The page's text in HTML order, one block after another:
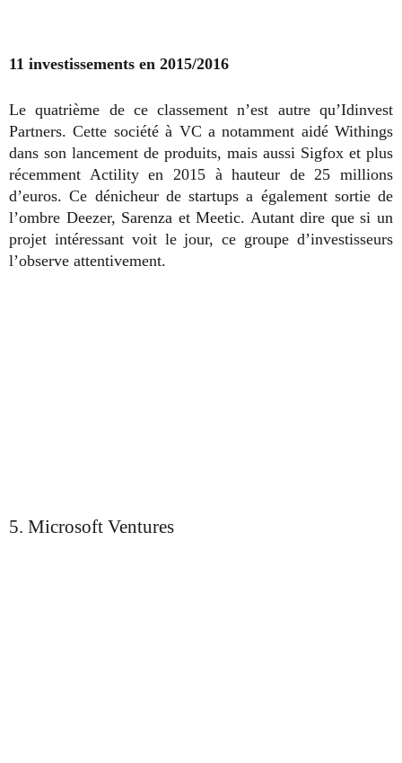
11 investissements en 2015/2016
Le quatrième de ce classement n’est autre qu’Idinvest
Partners. Cette société à VC a notamment aidé Withings
dans son lancement de produits, mais aussi Sigfox et plus
récemment Actility en 2015 à hauteur de 25 millions
d’euros. Ce dénicheur de startups a également sortie de
l’ombre Deezer, Sarenza et Meetic. Autant dire que si un
projet intéressant voit le jour, ce groupe d’investisseurs
l’observe attentivement.
5. Microsoft Ventures